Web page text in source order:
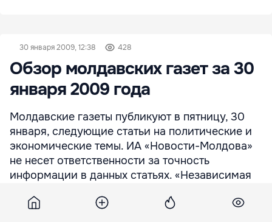
30 января 2009, 12:38 428
Обзор молдавских газет за 30
января 2009 года
Молдавские газеты публикуют в пятницу, 30
января, следующие статьи на политические и
экономические темы. ИА «Новости-Молдова»
не несет ответственности за точность
информации в данных статьях. «Независимая
«бабочек» - Политический комментарий. - Все